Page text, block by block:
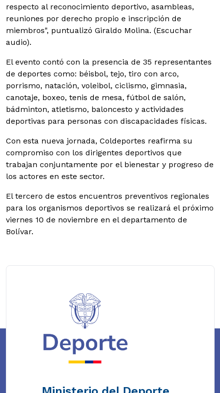
respecto al reconocimiento deportivo, asambleas,
reuniones por derecho propio e inscripción de
miembros", puntualizó Giraldo Molina. (Escuchar
audio).
El evento contó con la presencia de 35 representantes
de deportes como: béisbol, tejo, tiro con arco,
porrismo, natación, voleibol, ciclismo, gimnasia,
canotaje, boxeo, tenis de mesa, fútbol de salón,
bádminton, atletismo, baloncesto y actividades
deportivas para personas con discapacidades físicas.
Con esta nueva jornada, Coldeportes reafirma su
compromiso con los dirigentes deportivos que
trabajan conjuntamente por el bienestar y progreso de
los actores en este sector.
El tercero de estos encuentros preventivos regionales
para los organismos deportivos se realizará el próximo
viernes 10 de noviembre en el departamento de
Bolívar.